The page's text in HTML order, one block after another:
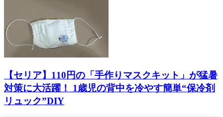
【セリア】110円の「手作りマスクキット」が猛暑
対策に大活躍！ 1歳児の背中を冷やす簡単“保冷剤
リュック”DIY